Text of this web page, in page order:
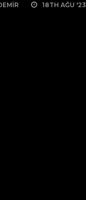
18TH AĞU '23